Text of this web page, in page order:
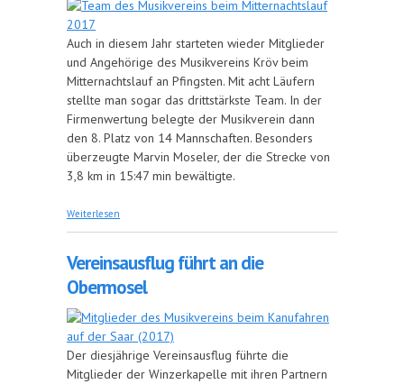
Auch in diesem Jahr starteten wieder Mitglieder
und Angehörige des Musikvereins Kröv beim
Mitternachtslauf an Pfingsten. Mit acht Läufern
stellte man sogar das drittstärkste Team. In der
Firmenwertung belegte der Musikverein dann
den 8. Platz von 14 Mannschaften. Besonders
überzeugte Marvin Moseler, der die Strecke von
3,8 km in 15:47 min bewältigte.
Weiterlesen
Vereinsausflug führt an die
Obermosel
Der diesjährige Vereinsausflug führte die
Mitglieder der Winzerkapelle mit ihren Partnern